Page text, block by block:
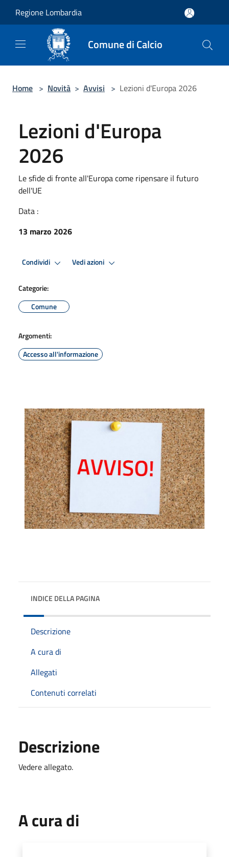
Regione Lombardia
Comune di Calcio
Home > Novità > Avvisi > Lezioni d'Europa 2026
Lezioni d'Europa
2026
Le sfide di fronte all'Europa come ripensare il futuro
dell'UE
Data :
13 marzo 2026
Condividi Vedi azioni
Categorie:
Comune
Argomenti:
Accesso all'informazione
INDICE DELLA PAGINA
Descrizione
A cura di
Allegati
Contenuti correlati
Descrizione
Vedere allegato.
A cura di